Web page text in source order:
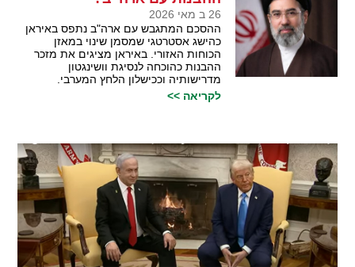
26 ב מאי 2026
ההסכם המתגבש עם ארה"ב נתפס באיראן
כהישג אסטרטגי שמסמן שינוי במאזן
הכוחות האזורי. באיראן מציגים את מזכר
ההבנות כהוכחה לנסיגת וושינגטון
מדרישותיה וככישלון הלחץ המערבי.
לקריאה >>